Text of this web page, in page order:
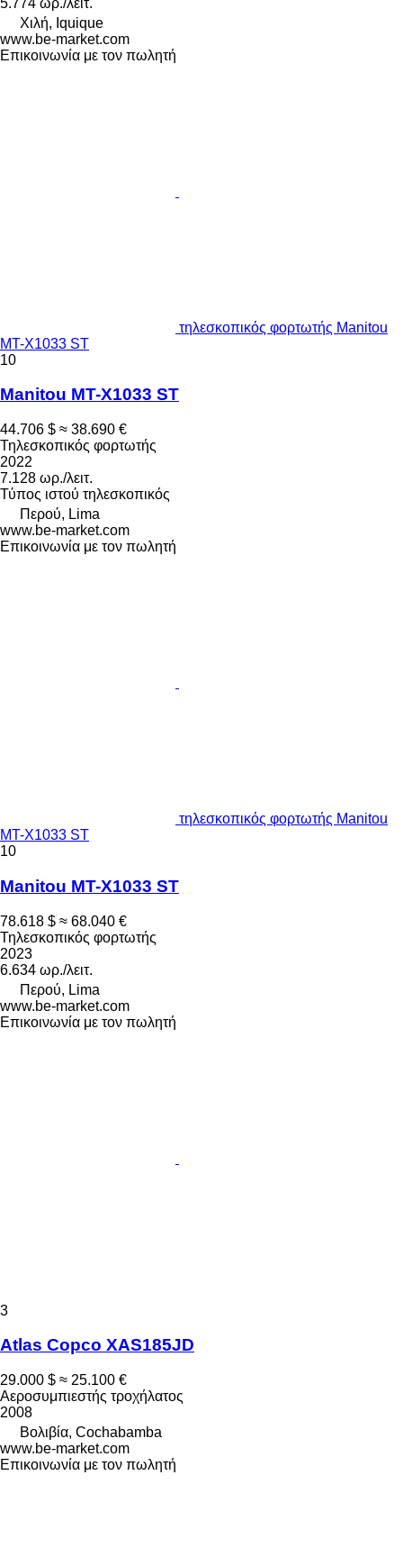
Χιλή, Iquique
www.be-market.com
Επικοινωνία με τον πωλητή
τηλεσκοπικός φορτωτής Manitou
MT-X1033 ST
10
Manitou MT-X1033 ST
44.706 $ ≈ 38.690 €
Τηλεσκοπικός φορτωτής
2022
7.128 ωρ./λειτ.
Τύπος ιστού τηλεσκοπικός
Περού, Lima
www.be-market.com
Επικοινωνία με τον πωλητή
τηλεσκοπικός φορτωτής Manitou
MT-X1033 ST
10
Manitou MT-X1033 ST
78.618 $ ≈ 68.040 €
Τηλεσκοπικός φορτωτής
2023
6.634 ωρ./λειτ.
Περού, Lima
www.be-market.com
Επικοινωνία με τον πωλητή
3
Atlas Copco XAS185JD
29.000 $ ≈ 25.100 €
Αεροσυμπιεστής τροχήλατος
2008
Βολιβία, Cochabamba
www.be-market.com
Επικοινωνία με τον πωλητή